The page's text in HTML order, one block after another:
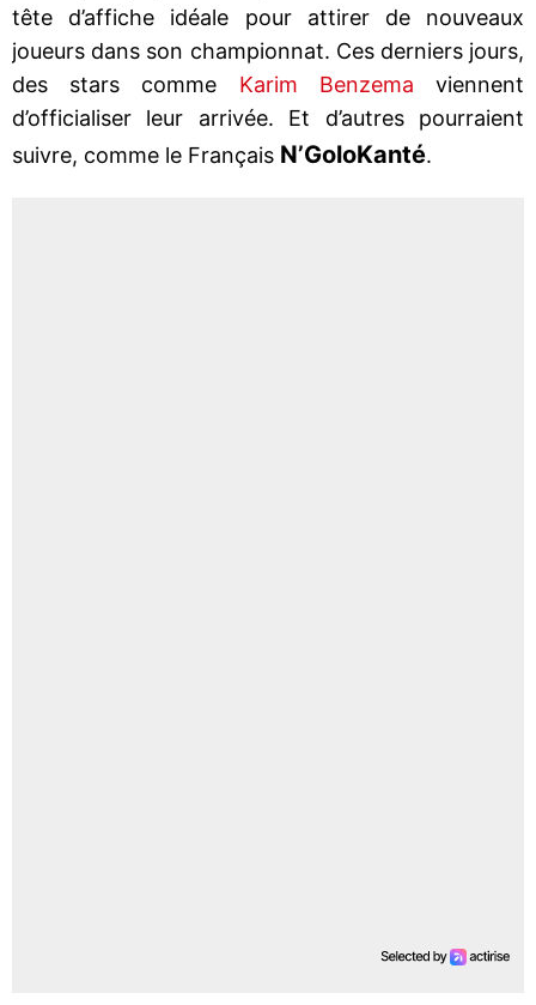
tête d’affiche idéale pour attirer de nouveaux
joueurs dans son championnat. Ces derniers jours,
des stars comme Karim Benzema viennent
d’officialiser leur arrivée. Et d’autres pourraient
suivre, comme le Français N’GoloKanté.